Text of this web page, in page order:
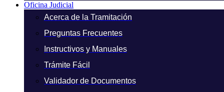
Oficina Judicial
Acerca de la Tramitación
Preguntas Frecuentes
Instructivos y Manuales
Trámite Fácil
Validador de Documentos